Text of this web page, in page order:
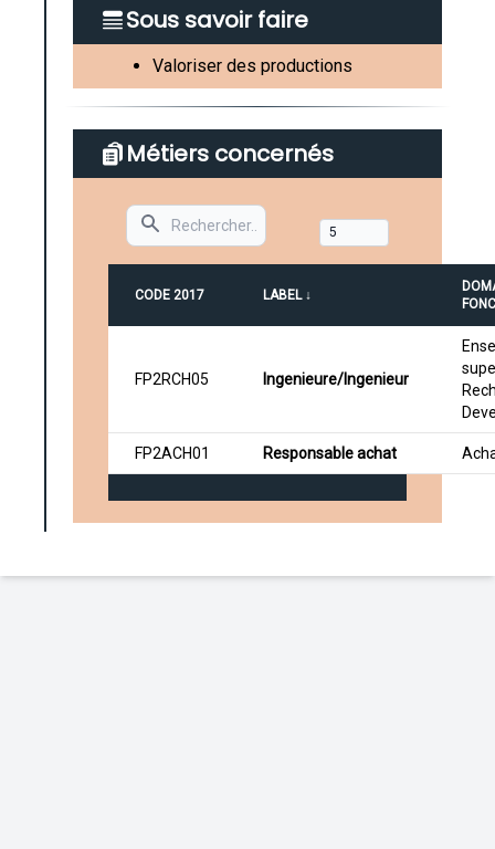
Sous savoir faire
Valoriser des productions
Métiers concernés
Search
CODE 2017 LABEL ↓
FP2RCH05 Ingenieure/Ingenieur
FP2ACH01 Responsable achat